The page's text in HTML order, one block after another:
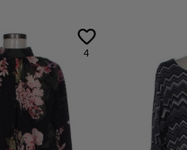
4